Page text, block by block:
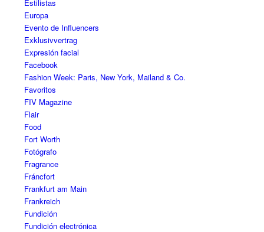
Estilistas
Europa
Evento de Influencers
Exklusivvertrag
Expresión facial
Facebook
Fashion Week: Paris, New York, Mailand & Co.
Favoritos
FIV Magazine
Flair
Food
Fort Worth
Fotógrafo
Fragrance
Fráncfort
Frankfurt am Main
Frankreich
Fundición
Fundición electrónica